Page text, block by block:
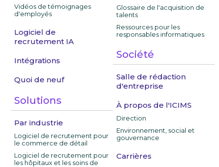
Vidéos de témoignages
d'employés
Logiciel de
recrutement IA
Intégrations
Quoi de neuf
Solutions
Par industrie
Logiciel de recrutement pour
le commerce de détail
Logiciel de recrutement pour
les hôpitaux et les soins de
Glossaire de l'acquisition de
talents
Ressources pour les
responsables informatiques
Société
Salle de rédaction
d'entreprise
À propos de l'ICIMS
Direction
Environnement, social et
gouvernance
Carrières